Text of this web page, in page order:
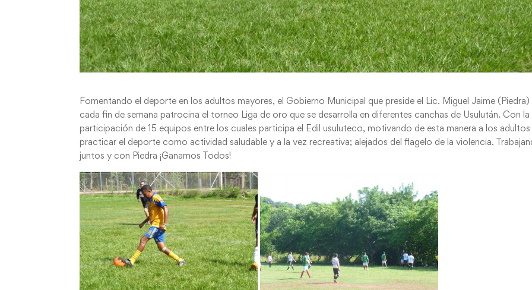
Fomentando el deporte en los adultos mayores, el Gobierno Municipal que preside el Lic. Miguel Jaime (Piedra)
cada fin de semana patrocina el torneo Liga de oro que se desarrolla en diferentes canchas de Usulután. Con la
participación de 15 equipos entre los cuales participa el Edil usuluteco, motivando de esta manera a los adultos
practicar el deporte como actividad saludable y a la vez recreativa; alejados del flagelo de la violencia.
juntos y con Piedra ¡Ganamos Todos!